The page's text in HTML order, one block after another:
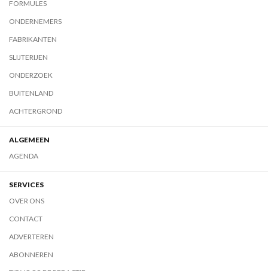
FORMULES
ONDERNEMERS
FABRIKANTEN
SLIJTERIJEN
ONDERZOEK
BUITENLAND
ACHTERGROND
ALGEMEEN
AGENDA
SERVICES
OVER ONS
CONTACT
ADVERTEREN
ABONNEREN